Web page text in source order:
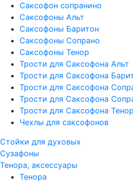
Саксофон сопранино
Саксофоны Альт
Саксофоны Баритон
Саксофоны Сопрано
Саксофоны Тенор
Трости для Саксофона Альт
Трости для Саксофона
Трости для Саксофона
Трости для Саксофона
Трости для Саксофона Тенор
Чехлы для саксофонов
Стойки для духовых
Сузафоны
Тенора, аксессуары
Тенора